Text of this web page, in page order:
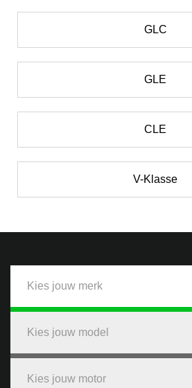
GLC
GLE
CLE
V-Klasse
Kies jouw merk
Kies jouw model
Kies jouw motor